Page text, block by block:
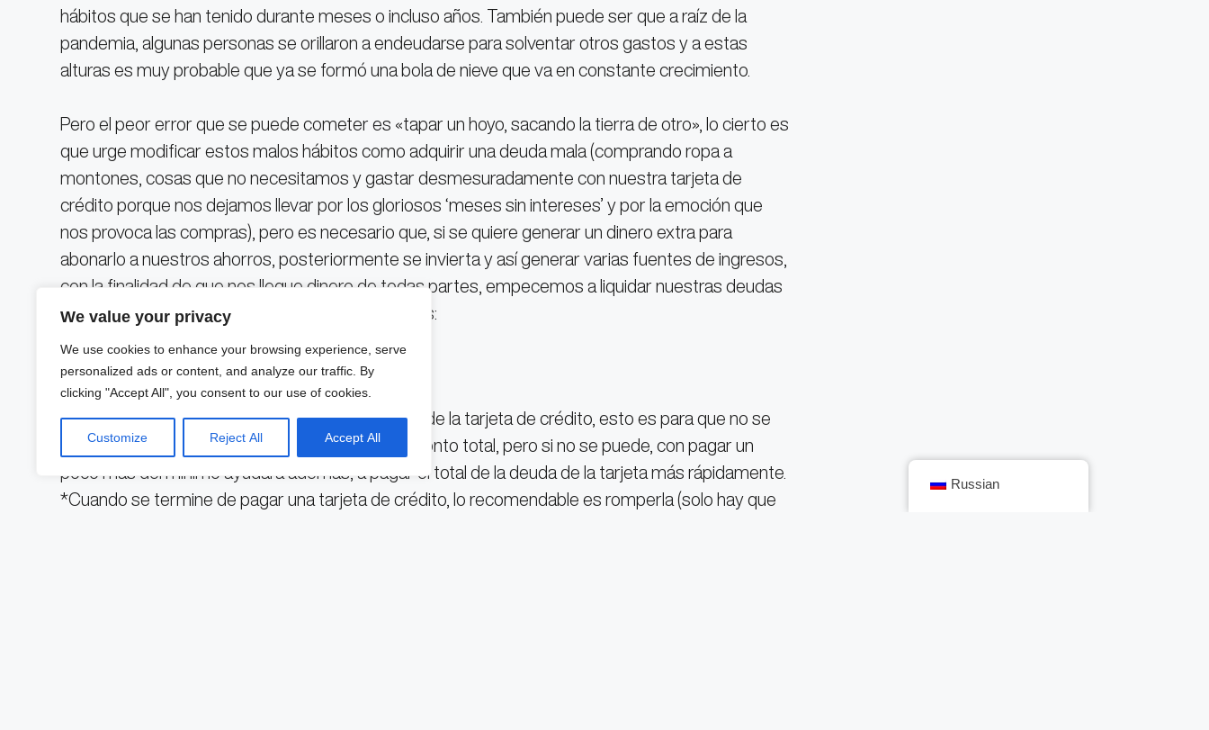
We value your privacy
We use cookies to enhance your browsing experience, serve
personalized ads or content, and analyze our traffic. By
clicking "Accept All", you consent to our use of cookies.
Customize Reject All Accept All
hábitos que se han tenido durante meses o incluso años. También puede ser que a raíz de la
pandemia, algunas personas se orillaron a endeudarse para solventar otros gastos y a estas
alturas es muy probable que ya se formó una bola de nieve que va en constante crecimiento.
Pero el peor error que se puede cometer es «tapar un hoyo, sacando la tierra de otro», lo cierto es
que urge modificar estos malos hábitos como adquirir una deuda mala (comprando ropa a
montones, cosas que no necesitamos y gastar desmesuradamente con nuestra tarjeta de
crédito porque nos dejamos llevar por los gloriosos ‘meses sin intereses’ y por la emoción que
nos provoca las compras), pero es necesario que, si se quiere generar un dinero extra para
abonarlo a nuestros ahorros, posteriormente se invierta y así generar varias fuentes de ingresos,
con la finalidad de que nos llegue dinero de todas partes, empecemos a liquidar nuestras deudas
y ahorrar; para ello, estas son algunas sugerencias:
Foto: Pixabay.
*Tratar de abonar un poco más del pago mínimo de la tarjeta de crédito, esto es para que no se
pague mucho en intereses, lo ideal es pagar el monto total, pero si no se puede, con pagar un
poco más del mínimo ayudará además, a pagar el total de la deuda de la tarjeta más rápidamente.
*Cuando se termine de pagar una tarjeta de crédito, lo recomendable es romperla (solo hay que
Russian